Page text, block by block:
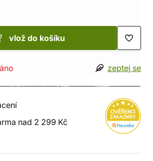
vlož do košíku
zeptej se
nad 2 299 Kč